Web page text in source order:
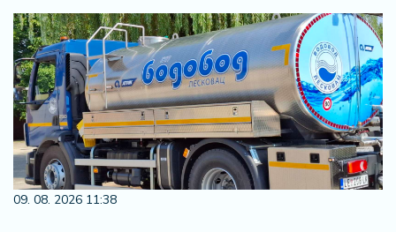
09. 08. 2026 11:38